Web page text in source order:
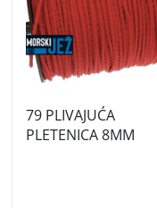
79 PLIVAJUĆA
PLETENICA 8MM